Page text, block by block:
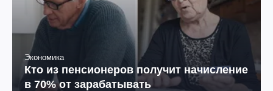
Экономика
Кто из пенсионеров получит начисление
в 70% от зарабатывать